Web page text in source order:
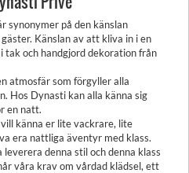
synonymer på den känslan
Känslan av att kliva in i en
tak och handgjord dekoration från
atmosfär som förgyller alla
Hos Dynasti kan alla känna sig
en natt.
känna er lite vackrare, lite
era nattliga äventyr med klass.
denna stil och denna klass
våra krav om vårdad klädsel, ett